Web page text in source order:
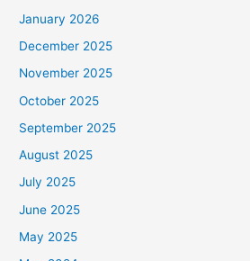
January 2026
December 2025
November 2025
October 2025
September 2025
August 2025
July 2025
June 2025
May 2025